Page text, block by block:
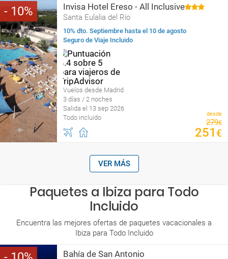
10 Invisa Hotel Ereso - All Inclusive
Santa Eulalia del Río
10% dto. Septiembre hasta el 10 de agosto
Seguro de Viaje Incluido
Vuelos desde Madrid
3 días / 2 noches
Salida el 13 sep 2026
Todo incluido
desde
279€
251 €
VER MÁS
Paquetes a Ibiza para Todo
Incluido
Encuentra las mejores ofertas de paquetes vacacionales a
Ibiza para Todo Incluido
Bahía de San Antonio